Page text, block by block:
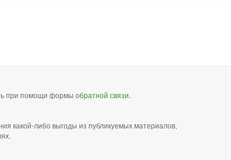
при помощи формы обратной связи.
какой-либо выгоды из публикуемых материалов,